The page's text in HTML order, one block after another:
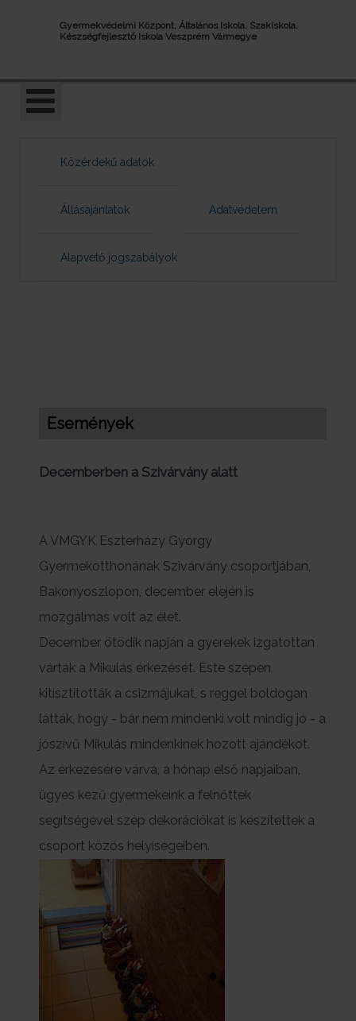
Gyermekvédelmi Központ, Általános Iskola, Szakiskola,
Készségfejlesztő Iskola Veszprém Vármegye
Közérdekű adatok
Állásajánlatok Adatvédelem
Alapvető jogszabályok
Események
Decemberben a Szivárvány alatt
A VMGYK Eszterházy György
Gyermekotthonának Szivárvány csoportjában,
Bakonyoszlopon, december elején is
mozgalmas volt az élet.
December ötödik napján a gyerekek izgatottan
várták a Mikulás érkezését. Este szépen
kitisztították a csizmájukat, s reggel boldogan
látták, hogy - bár nem mindenki volt mindig jó - a
jószívű Mikulás mindenkinek hozott ajándékot.
Az érkezésére várva, a hónap első napjaiban,
ügyes kezű gyermekeink a felnőttek
segítségével szép dekorációkat is készítettek a
csoport közös helyiségeiben.